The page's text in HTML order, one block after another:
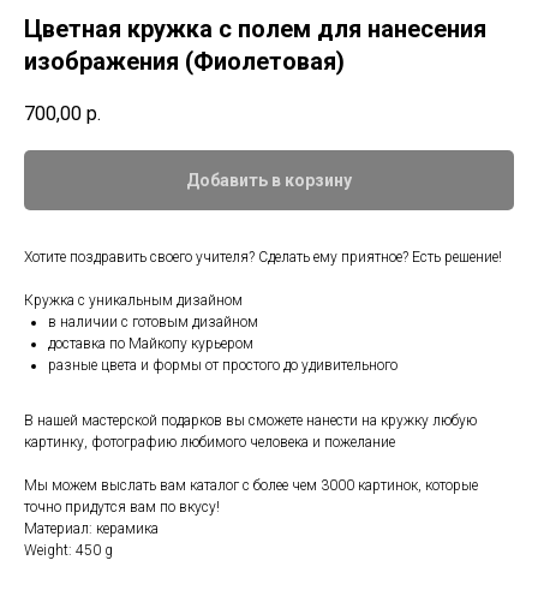
Цветная кружка с полем для нанесения
изображения (Фиолетовая)
700,00 р.
Добавить в корзину
Хотите поздравить своего учителя? Сделать ему приятное? Есть решение!
Кружка с уникальным дизайном⠀
в наличии с готовым дизайном⠀
доставка по Майкопу курьером⠀
разные цвета и формы от простого до удивительного⠀
В нашей мастерской подарков вы сможете нанести на кружку любую
картинку, фотографию любимого человека и пожелание
Мы можем выслать вам каталог с более чем 3000 картинок, которые
точно придутся вам по вкусу!
Материал: керамика
Weight: 450 g